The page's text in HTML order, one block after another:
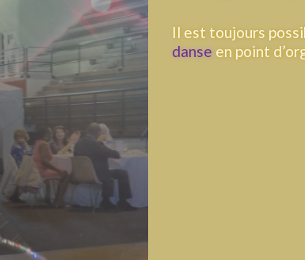
Il est toujours
danse en point